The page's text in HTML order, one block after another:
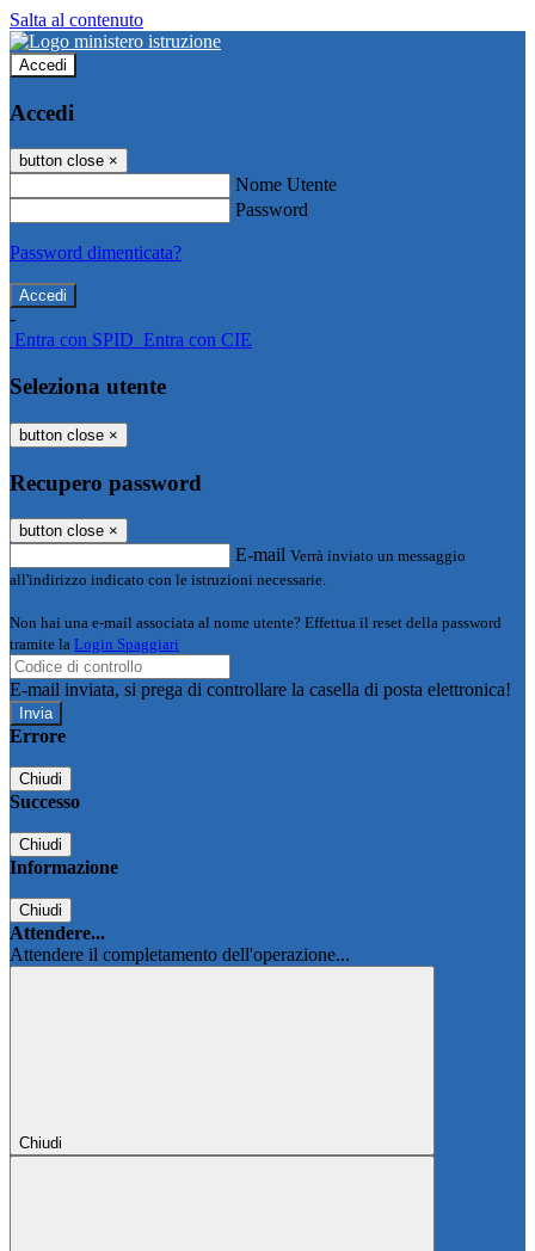
Salta al contenuto
Accedi
Accedi
button close ×
Nome Utente
Password
Password dimenticata?
-
Entra con SPID Entra con CIE
Seleziona utente
button close ×
Recupero password
button close ×
E-mail Verrà inviato un messaggio
all'indirizzo indicato con le istruzioni necessarie.
Non hai una e-mail associata al nome utente? Effettua il reset della password
tramite la Login Spaggiari
E-mail inviata, si prega di controllare la casella di posta elettronica!
Errore
Chiudi
Successo
Chiudi
Informazione
Chiudi
Attendere...
Attendere il completamento dell'operazione...
Chiudi